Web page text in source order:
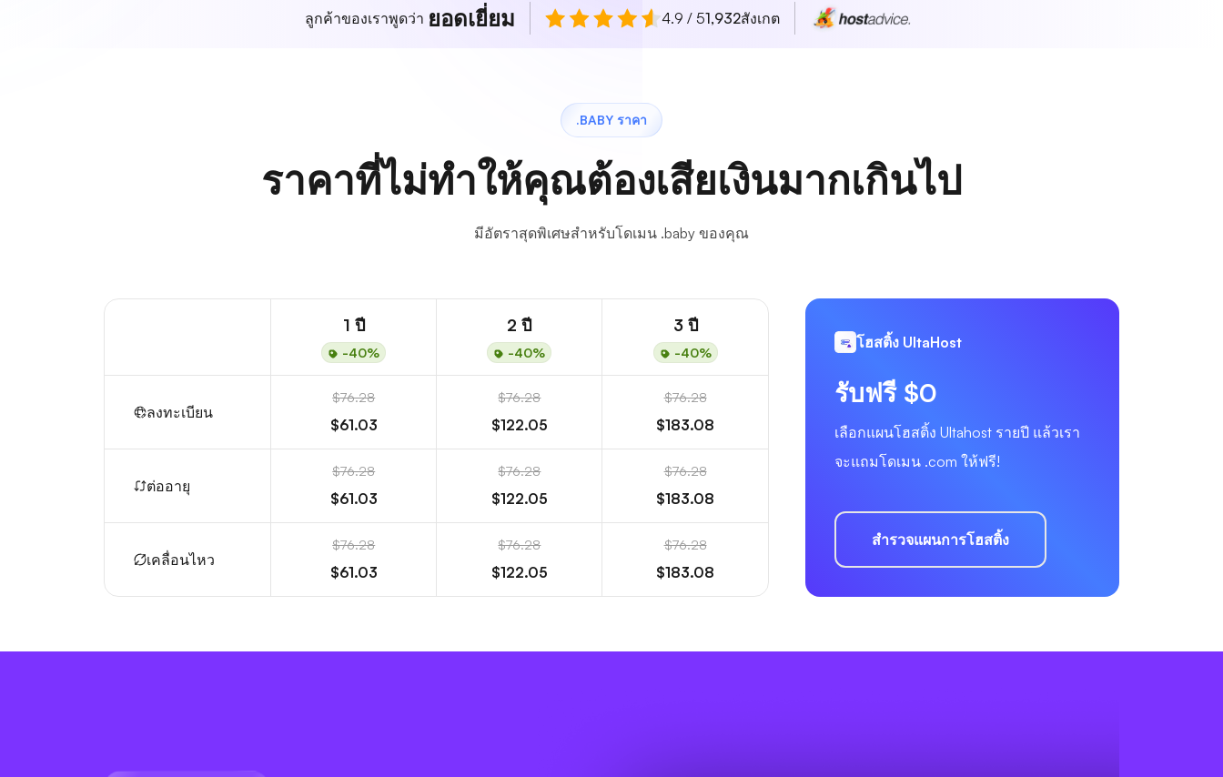
ลูกค้าของเราพูดว่า ยอดเยี่ยม 4.9 / 51,932สังเกต
.BABY ราคา
ราคาที่ไม่ทำให้คุณต้องเสียเงินมากเกินไป
มีอัตราสุดพิเศษสำหรับโดเมน .baby ของคุณ
1 ปี
-40%
2 ปี
-40%
3 ปี
-40%
ลงทะเบียน
$76.28
$61.03
$76.28
$122.05
$76.28
$183.08
ต่ออายุ
$76.28
$61.03
$76.28
$122.05
$76.28
$183.08
เคลื่อนไหว
$76.28
$61.03
$76.28
$122.05
$76.28
$183.08
โฮสติ้ง UltaHost
รับฟรี $0
เลือกแผนโฮสติ้ง Ultahost รายปี แล้วเรา
จะแถมโดเมน .com ให้ฟรี!
สำรวจแผนการโฮสติ้ง